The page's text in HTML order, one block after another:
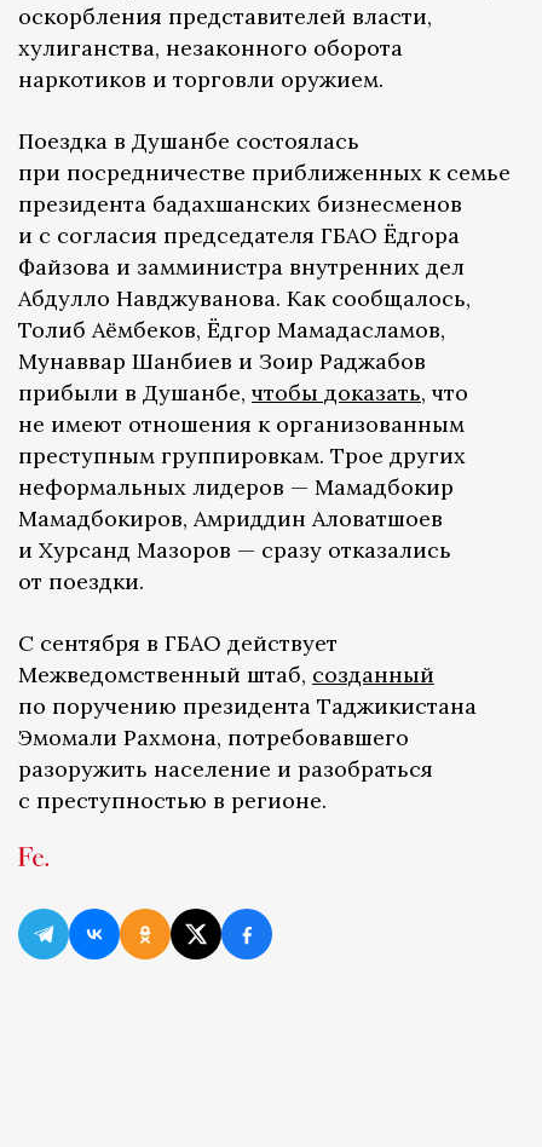
оскорбления представителей власти,
хулиганства, незаконного оборота
наркотиков и торговли оружием.
Поездка в Душанбе состоялась
при посредничестве приближенных к семье
президента бадахшанских бизнесменов
и с согласия председателя ГБАО Ёдгора
Файзова и замминистра внутренних дел
Абдулло Навджуванова. Как сообщалось,
Толиб Аёмбеков, Ёдгор Мамадасламов,
Мунаввар Шанбиев и Зоир Раджабов
прибыли в Душанбе, чтобы доказать, что
не имеют отношения к организованным
преступным группировкам. Трое других
неформальных лидеров — Мамадбокир
Мамадбокиров, Амриддин Аловатшоев
и Хурсанд Мазоров — сразу отказались
от поездки.
С сентября в ГБАО действует
Межведомственный штаб, созданный
по поручению президента Таджикистана
Эмомали Рахмона, потребовавшего
разоружить население и разобраться
с преступностью в регионе.